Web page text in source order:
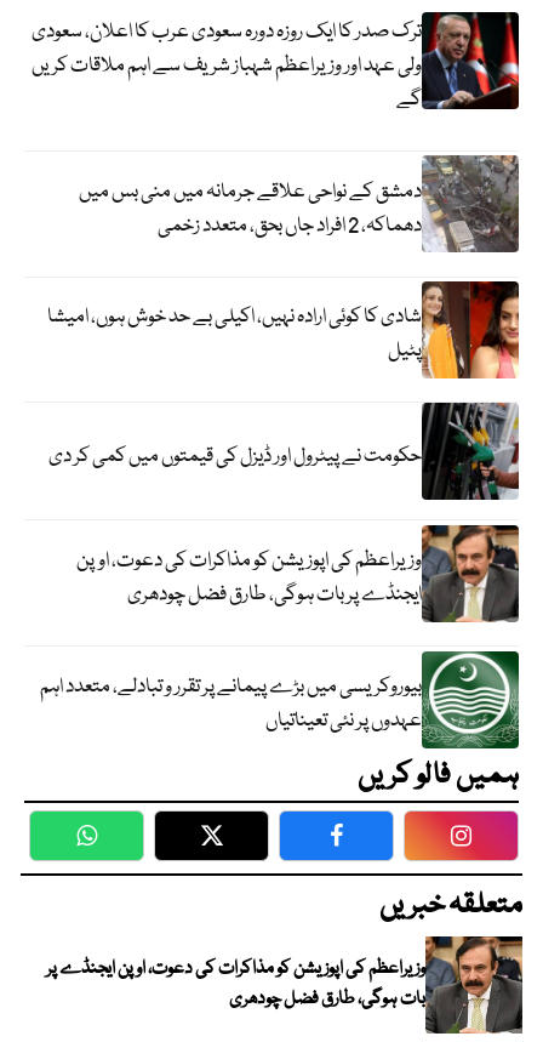
ترک صدر کا ایک روزہ دورہ سعودی عرب کا اعلان، سعودی
ولی عہد اور وزیراعظم شہباز شریف سے اہم ملاقات کریں
گے
دمشق کے نواحی علاقے جرمانہ میں منی بس میں
دھماکہ، 2 افراد جاں بحق، متعدد زخمی
شادی کا کوئی ارادہ نہیں، اکیلی بے حد خوش ہوں، امیشا
پٹیل
حکومت نے پیٹرول اور ڈیزل کی قیمتوں میں کمی کر دی
وزیراعظم کی اپوزیشن کو مذاکرات کی دعوت، اوپن
ایجنڈے پر بات ہوگی، طارق فضل چودھری
بیوروکریسی میں بڑے پیمانے پر تقرر و تبادلے، متعدد اہم
عہدوں پر نئی تعیناتیاں
ہمیں فالو کریں
WhatsApp Twitter Facebook
متعلقہ خبریں
وزیراعظم کی اپوزیشن کو مذاکرات کی دعوت، اوپن ایجنڈے پر
بات ہوگی، طارق فضل چودھری